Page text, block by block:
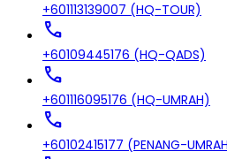
+601113139007 (HQ-TOUR)
call
+60109445176 (HQ-QADS)
call
+601116095176 (HQ-UMRAH)
call
+60102415177 (PENANG-